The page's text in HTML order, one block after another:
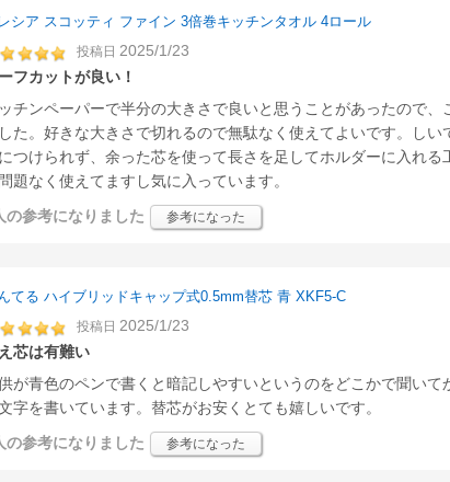
シア スコッティ ファイン 3倍巻キッチンタオル 4ロール
投稿日 2025/1/23
フカットが良い！
チンペーパーで半分の大きさで良いと思うことがあったので
た。好きな大きさで切れるので無駄なく使えてよいです。し
つけられず、余った芯を使って長さを足してホルダーに入れ
題なく使えてますし気に入っています。
の参考になりました 参考になった
てる ハイブリッドキャップ式0.5mm替芯 青 XKF5-C
投稿日 2025/1/23
芯は有難い
が青色のペンで書くと暗記しやすいというのをどこかで聞い
字を書いています。替芯がお安くとても嬉しいです。
の参考になりました 参考になった